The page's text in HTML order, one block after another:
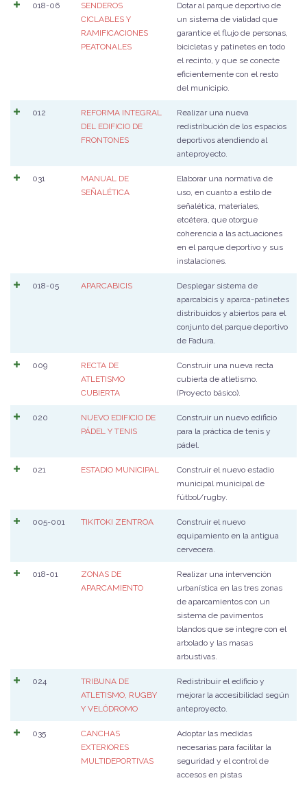
018-06
SENDEROS
CICLABLES Y
RAMIFICACIONES
PEATONALES
Dotar al parque deportivo de
un sistema de vialidad que
garantice el flujo de personas,
bicicletas y patinetes en todo
el recinto, y que se conecte
eficientemente con el resto
del municipio.
012
REFORMA INTEGRAL
DEL EDIFICIO DE
FRONTONES
Realizar una nueva
redistribución de los espacios
deportivos atendiendo al
anteproyecto.
031
MANUAL DE
SEÑALÉTICA
Elaborar una normativa de
uso, en cuanto a estilo de
señalética, materiales,
etcétera, que otorgue
coherencia a las actuaciones
en el parque deportivo y sus
instalaciones.
018-05 APARCABICIS
Desplegar sistema de
aparcabicis y aparca-patinetes
distribuidos y abiertos para el
conjunto del parque deportivo
de Fadura.
009
RECTA DE
ATLETISMO
CUBIERTA
Construir una nueva recta
cubierta de atletismo.
(Proyecto básico).
020
NUEVO EDIFICIO DE
PÁDEL Y TENIS
Construir un nuevo edificio
para la práctica de tenis y
pádel.
021 ESTADIO MUNICIPAL
Construir el nuevo estadio
municipal municipal de
fútbol/rugby.
005-001 TIKITOKI ZENTROA
Construir el nuevo
equipamiento en la antigua
cervecera.
018-01
ZONAS DE
APARCAMIENTO
Realizar una intervención
urbanística en las tres zonas
de aparcamientos con un
sistema de pavimentos
blandos que se integre con el
arbolado y las masas
arbustivas.
024
TRIBUNA DE
ATLETISMO, RUGBY
Y VELÓDROMO
Redistribuir el edificio y
mejorar la accesibilidad según
anteproyecto.
035
CANCHAS
EXTERIORES
MULTIDEPORTIVAS
Adoptar las medidas
necesarias para facilitar la
seguridad y el control de
accesos en pistas